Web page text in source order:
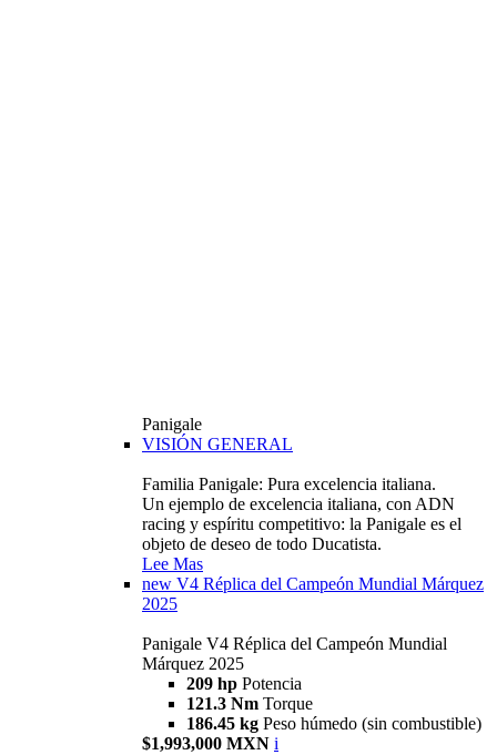
Panigale
VISIÓN GENERAL
Familia Panigale: Pura excelencia italiana.
Un ejemplo de excelencia italiana, con ADN
racing y espíritu competitivo: la Panigale es el
objeto de deseo de todo Ducatista.
Lee Mas
new V4 Réplica del Campeón Mundial Márquez
2025
Panigale V4 Réplica del Campeón Mundial
Márquez 2025
209 hp Potencia
121.3 Nm Torque
186.45 kg Peso húmedo (sin combustible)
$1,993,000 MXN i